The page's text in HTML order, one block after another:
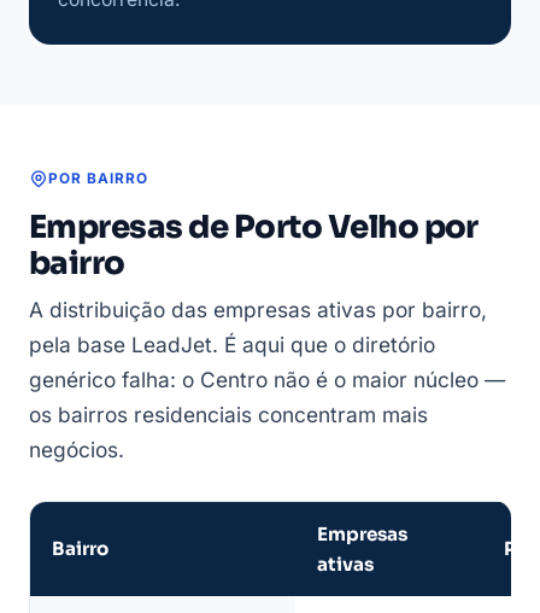
POR BAIRRO
Empresas de Porto Velho por
bairro
A distribuição das empresas ativas por bairro,
pela base LeadJet. É aqui que o diretório
genérico falha: o Centro não é o maior núcleo —
os bairros residenciais concentram mais
negócios.
Bairro
Empresas
ativas